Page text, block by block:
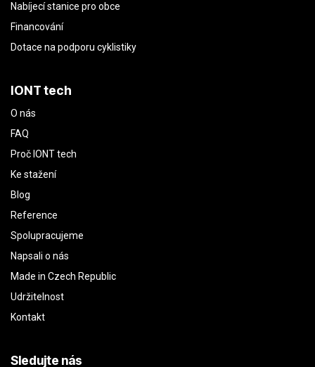
Nabíjecí stanice pro obce
Financování
Dotace na podporu cyklistiky
IONT tech
O nás
FAQ
Proč IONT tech
Ke stažení
Blog
Reference
Spolupracujeme
Napsali o nás
Made in Czech Republic
Udržitelnost
Kontakt
Sledujte nás